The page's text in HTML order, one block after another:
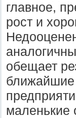
главное,
рост и
обещает
ближайшие
маленькие